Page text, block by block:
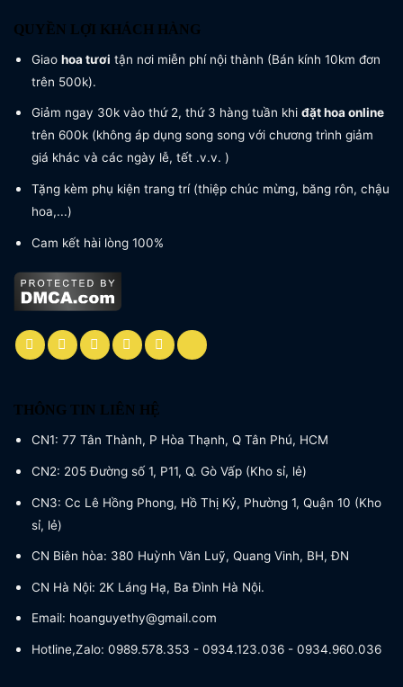
QUYỀN LỢI KHÁCH HÀNG
Giao hoa tươi tận nơi miễn phí nội thành (Bán kính 10km đơn
trên 500k).
Giảm ngay 30k vào thứ 2, thứ 3 hàng tuần khi đặt hoa online
trên 600k (không áp dụng song song với chương trình giảm
giá khác và các ngày lễ, tết .v.v. )
Tặng kèm phụ kiện trang trí (thiệp chúc mừng, băng rôn, chậu
hoa,...)
Cam kết hài lòng 100%
THÔNG TIN LIÊN HỆ
CN1: 77 Tân Thành, P Hòa Thạnh, Q Tân Phú, HCM
CN2: 205 Đường số 1, P11, Q. Gò Vấp (Kho sỉ, lẻ)
CN3: Cc Lê Hồng Phong, Hồ Thị Kỷ, Phường 1, Quận 10 (Kho
sỉ, lẻ)
CN Biên hòa: 380 Huỳnh Văn Luỹ, Quang Vinh, BH, ĐN
CN Hà Nội: 2K Láng Hạ, Ba Đình Hà Nội.
Email: hoanguyethy@gmail.com
Hotline,Zalo: 0989.578.353 - 0934.123.036 - 0934.960.036